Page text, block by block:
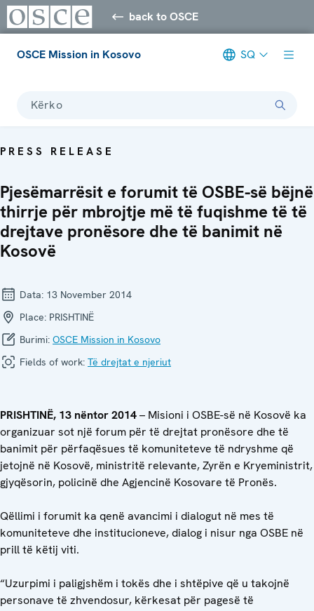
back to OSCE
OSCE Mission in Kosovo SQ
Kërko
PRESS RELEASE
Pjesëmarrësit e forumit të OSBE-së bëjnë
thirrje për mbrojtje më të fuqishme të të
drejtave pronësore dhe të banimit në
Kosovë
Data: 13 November 2014
Place: PRISHTINË
Burimi: OSCE Mission in Kosovo
Fields of work: Të drejtat e njeriut
PRISHTINË, 13 nëntor 2014– Misioni i OSBE-së në Kosovë ka
organizuar sot një forum për të drejtat pronësore dhe të
banimit për përfaqësues të komuniteteve të ndryshme që
jetojnë në Kosovë, ministritë relevante, Zyrën e Kryeministrit,
gjyqësorin, policinë dhe Agjencinë Kosovare të Pronës.
Qëllimi i forumit ka qenë avancimi i dialogut në mes të
komuniteteve dhe institucioneve, dialog i nisur nga OSBE në
prill të këtij viti.
“Uzurpimi i paligjshëm i tokës dhe i shtëpive që u takojnë
personave të zhvendosur, kërkesat për pagesë të